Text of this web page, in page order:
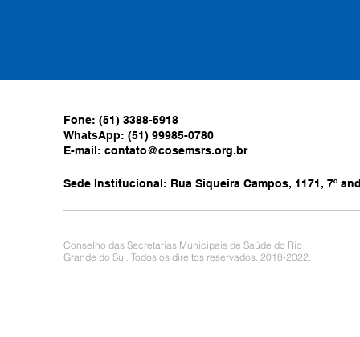
Fone: (51) 3388-5918
WhatsApp: (51) 99985-0780
E-mail: contato@cosemsrs.org.br
Sede Institucional: Rua Siqueira Campos, 1171, 7º
Conselho das Secretarias Municipais de Saúde do Rio
Grande do Sul. Todos os direitos reservados. 2018-2022.